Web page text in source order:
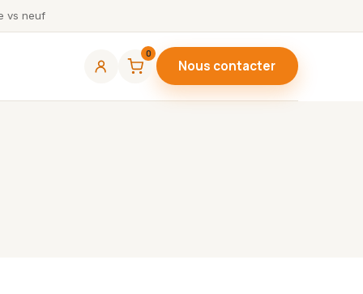
vs neuf
0
Nous contacter